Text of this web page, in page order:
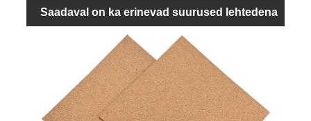
Saadaval on ka erinevad suurused lehtedena